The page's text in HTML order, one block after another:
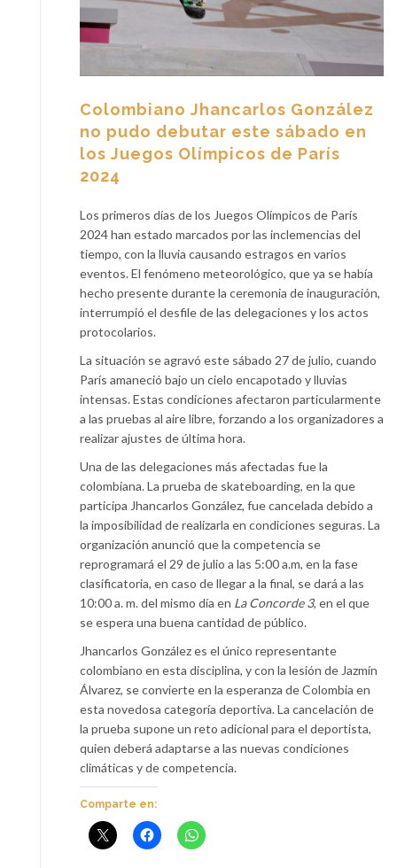
Colombiano Jhancarlos González
no pudo debutar este sábado en
los Juegos Olímpicos de París
2024
Los primeros días de los Juegos Olímpicos de París
2024 han estado marcados por las inclemencias del
tiempo, con la lluvia causando estragos en varios
eventos. El fenómeno meteorológico, que ya se había
hecho presente durante la ceremonia de inauguración,
interrumpió el desfile de las delegaciones y los actos
protocolarios.
La situación se agravó este sábado 27 de julio, cuando
París amaneció bajo un cielo encapotado y lluvias
intensas. Estas condiciones afectaron particularmente
a las pruebas al aire libre, forzando a los organizadores a
realizar ajustes de última hora.
Una de las delegaciones más afectadas fue la
colombiana. La prueba de skateboarding, en la que
participa Jhancarlos González, fue cancelada debido a
la imposibilidad de realizarla en condiciones seguras. La
organización anunció que la competencia se
reprogramará el 29 de julio a las 5:00 a.m, en la fase
clasificatoria, en caso de llegar a la final, se dará a las
10:00 a. m. del mismo día en La Concorde 3, en el que
se espera una buena cantidad de público.
Jhancarlos González es el único representante
colombiano en esta disciplina, y con la lesión de Jazmín
Álvarez, se convierte en la esperanza de Colombia en
esta novedosa categoría deportiva. La cancelación de
la prueba supone un reto adicional para el deportista,
quien deberá adaptarse a las nuevas condiciones
climáticas y de competencia.
Comparte en: